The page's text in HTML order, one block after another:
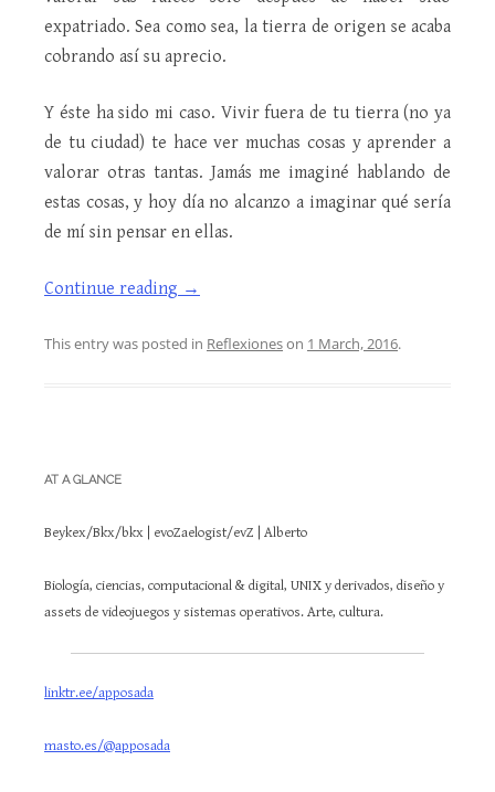
expatriado. Sea como sea, la tierra de origen se acaba
cobrando así su aprecio.
Y éste ha sido mi caso. Vivir fuera de tu tierra (no ya
de tu ciudad) te hace ver muchas cosas y aprender a
valorar otras tantas. Jamás me imaginé hablando de
estas cosas, y hoy día no alcanzo a imaginar qué sería
de mí sin pensar en ellas.
Continue reading →
This entry was posted in Reflexioneson 1 March, 2016.
AT A GLANCE
Beykex/Bkx/bkx | evoZaelogist/evZ | Alberto
Biología, ciencias, computacional & digital, UNIX y derivados, diseño y
assets de videojuegos y sistemas operativos. Arte, cultura.
linktr.ee/apposada
masto.es/@apposada